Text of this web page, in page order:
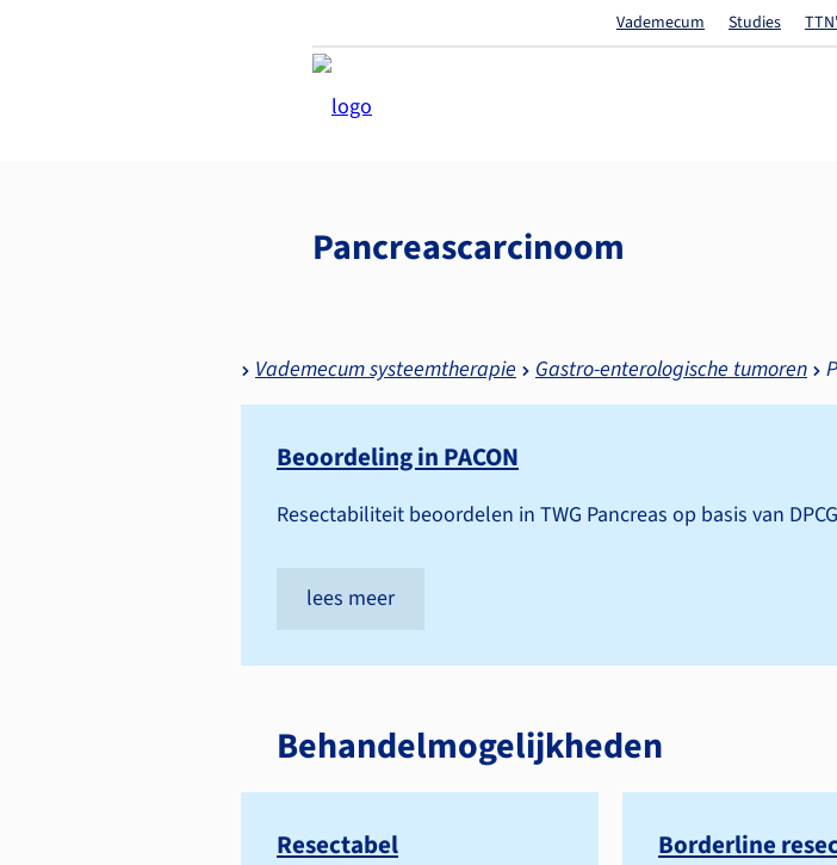
Vademecum Studies
Pancreas­carcinoom
Vademecum systeemtherapie Gastro-enterologische tumoren
Beoordeling in PACON
Resectabiliteit beoordelen in TWG Pancreas op basis van
lees meer
Behandelmogelijkheden
Resectabel Borderline